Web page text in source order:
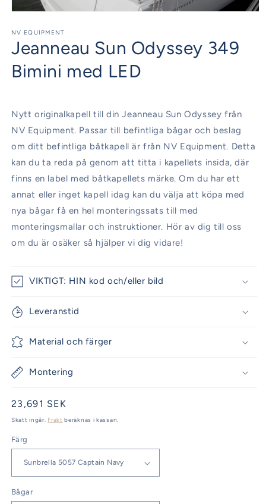
1
modalfönster
NV EQUIPMENT
Jeanneau Sun Odyssey 349
Bimini med LED
Nytt originalkapell till din Jeanneau Sun Odyssey från
NV Equipment. Passar till befintliga bågar och beslag
om ditt befintliga båtkapell är från NV Equipment. Detta
kan du ta reda på genom att titta i kapellets insida, där
finns en label med båtkapellets märke. Om du har ett
annat eller inget kapell idag kan du välja att köpa med
nya bågar få en hel monteringssats till med
monteringsmallar och instruktioner. Hör av dig till oss
om du är osäker så hjälper vi dig vidare!
VIKTIGT: HIN kod och/eller bild
Leveranstid
Material och färger
Montering
Ordinarie
pris
23,691 SEK
Skatt ingår. Frakt beräknas i kassan.
Färg
Bågar